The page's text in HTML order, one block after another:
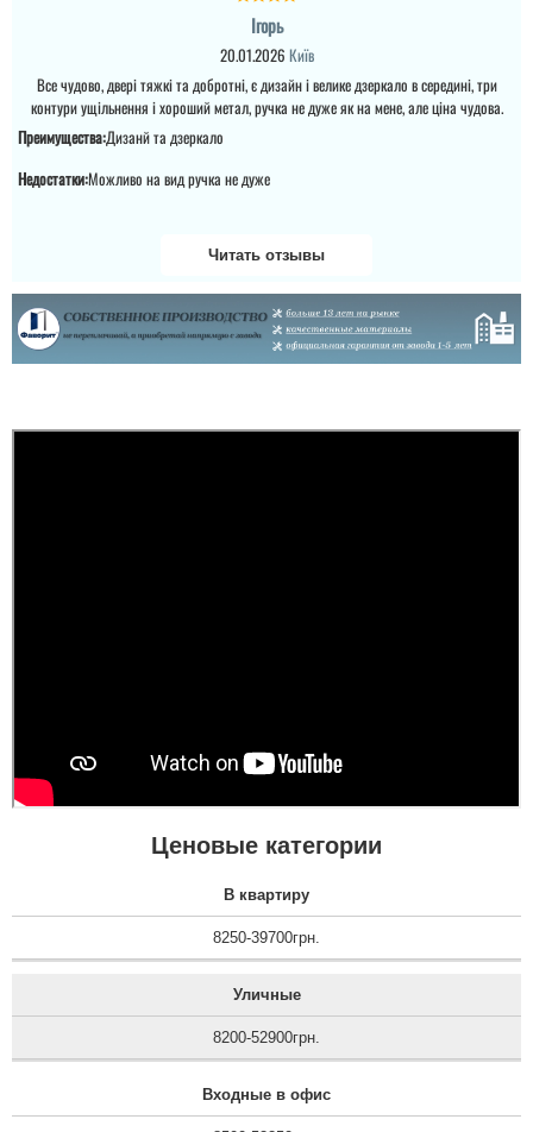
Ігорь
20.01.2026 Київ
Все чудово, двері тяжкі та добротні, є дизайн і велике дзеркало в середині, три
контури ущільнення і хороший метал, ручка не дуже як на мене, але ціна чудова.
Преимущества:Дизанй та дзеркало
Недостатки:Можливо на вид ручка не дуже
Читать отзывы
Ценовые категории
В квартиру
8250-39700грн.
Уличные
8200-52900грн.
Входные в офис